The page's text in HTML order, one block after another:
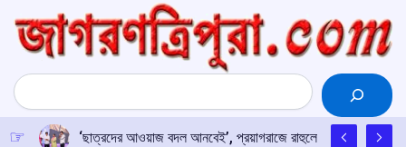
content
Search
‘ছাত্রদের আওয়াজ বদল আনবেই’, প্রয়াগরাজে রাহুলের হুঙ্কার